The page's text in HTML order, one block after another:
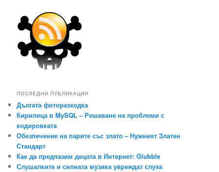
ПОСЛЕДНИ ПУБЛИКАЦИИ
Дългата фоторазходка
Кирилица в MySQL – Решаване на проблеми с
кодировката
Обезпечение на парите със злато – Нужният Златен
Стандарт
Как да предпазим децата в Интернет: Glubble
Слушалките и силната музика увреждат слуха